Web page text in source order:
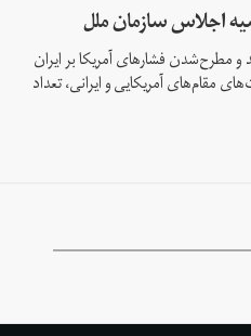
اجلاس سازمان ملل
فشارهای آمریکا بر ایران
مقام‌های آمریکایی و ایرانی، تعداد